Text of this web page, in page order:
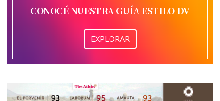
CONOCÉ NUESTRA GUÍA ESTILO DV
EXPLORAR